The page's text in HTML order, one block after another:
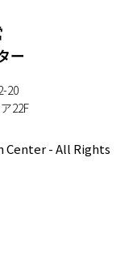
ー
20
22F
- All Rights